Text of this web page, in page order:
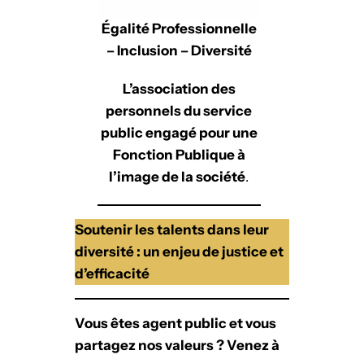
Égalité Professionnelle
– Inclusion – Diversité
L’association des
personnels du service
public engagé pour une
Fonction Publique à
l’image de la société.
Soutenir les talents dans leur
diversité : un enjeu de justice et
d’efficacité
Vous êtes agent public et vous
partagez nos valeurs ? Venez à